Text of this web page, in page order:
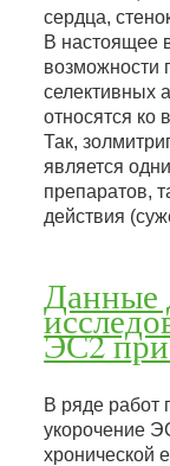
сердца,
В настоящее
возможности
селективных
относятся ко
Так,
является
препаратов,
действия
Данные
ЭС2
В ряде работ
укорочение
хронической